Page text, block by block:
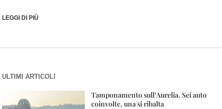
LEGGI DI PIÙ
ULTIMI ARTICOLI
Tamponamento sull’Aurelia. Sei auto
coinvolte, una si ribalta